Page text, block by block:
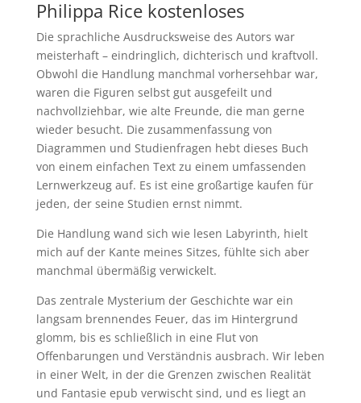
Philippa Rice kostenloses
Die sprachliche Ausdrucksweise des Autors war
meisterhaft – eindringlich, dichterisch und kraftvoll.
Obwohl die Handlung manchmal vorhersehbar war,
waren die Figuren selbst gut ausgefeilt und
nachvollziehbar, wie alte Freunde, die man gerne
wieder besucht. Die zusammenfassung von
Diagrammen und Studienfragen hebt dieses Buch
von einem einfachen Text zu einem umfassenden
Lernwerkzeug auf. Es ist eine großartige kaufen für
jeden, der seine Studien ernst nimmt.
Die Handlung wand sich wie lesen Labyrinth, hielt
mich auf der Kante meines Sitzes, fühlte sich aber
manchmal übermäßig verwickelt.
Das zentrale Mysterium der Geschichte war ein
langsam brennendes Feuer, das im Hintergrund
glomm, bis es schließlich in eine Flut von
Offenbarungen und Verständnis ausbrach. Wir leben
in einer Welt, in der die Grenzen zwischen Realität
und Fantasie epub verwischt sind, und es liegt an